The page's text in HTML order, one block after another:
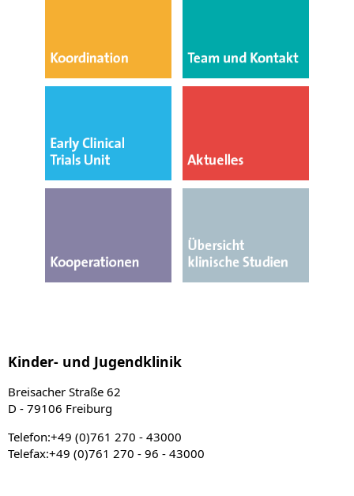
Kinder- und Jugendklinik
Breisacher Straße 62
D - 79106 Freiburg
Telefon:+49 (0)761 270 - 43000
Telefax:+49 (0)761 270 - 96 - 43000